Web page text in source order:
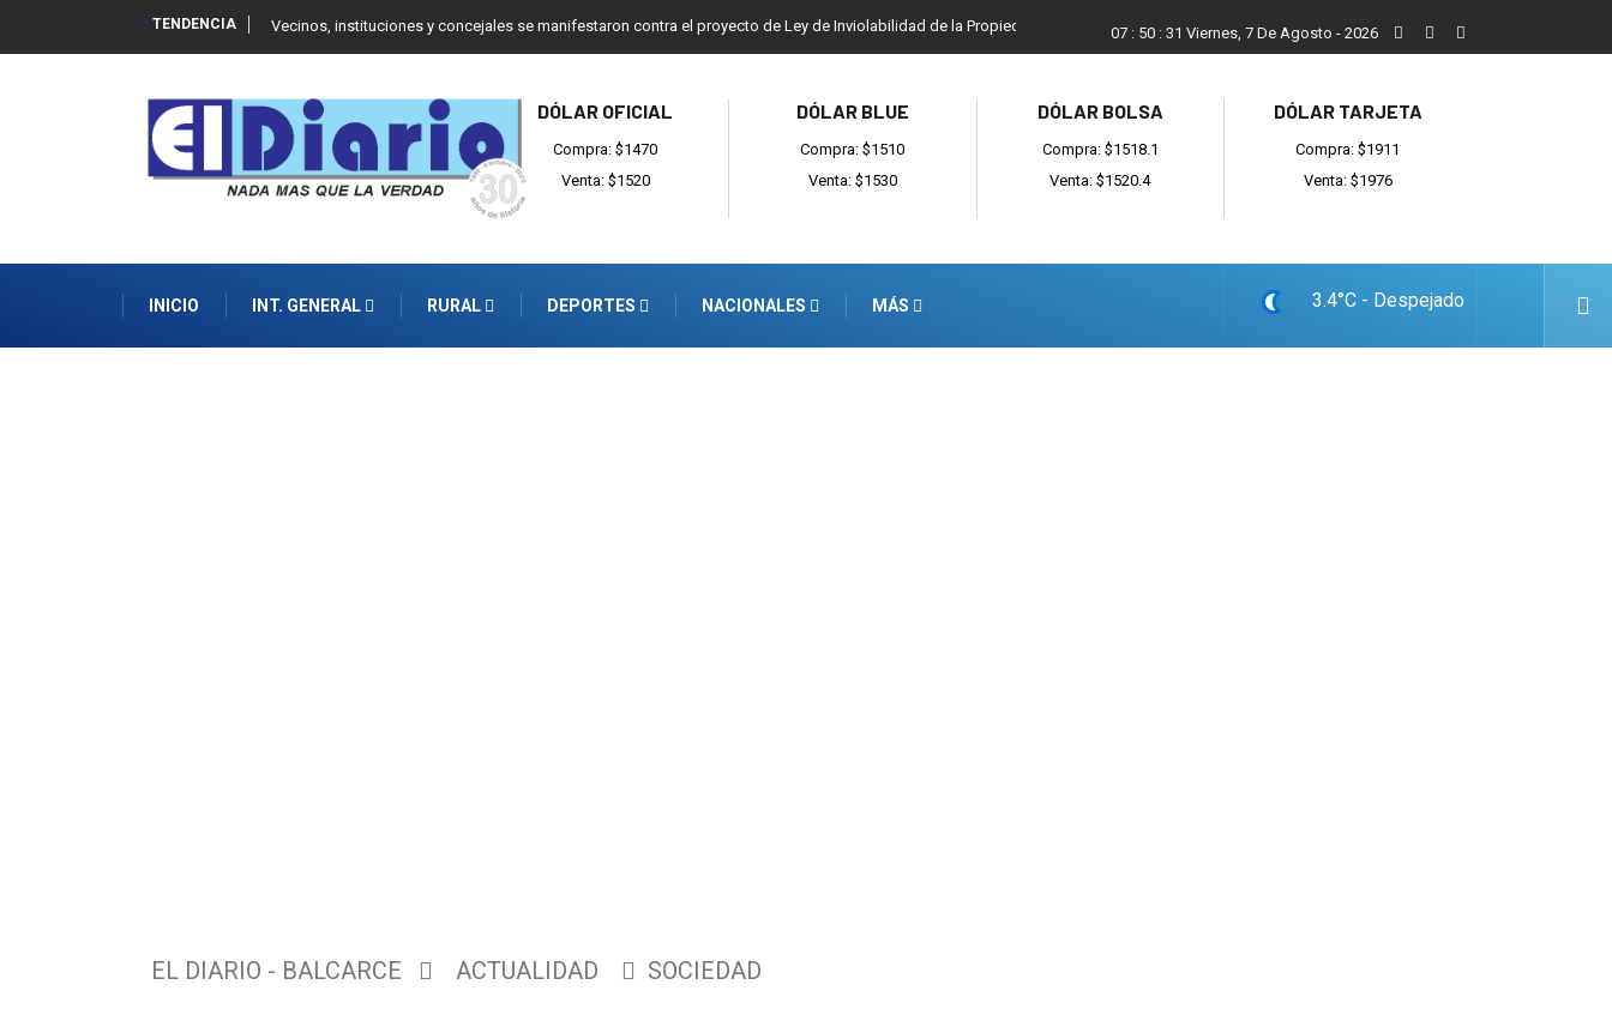
TENDENCIA Vecinos, instituciones y concejales se manifestaron contra el proyecto de Ley de Inviolabilidad de la Propiedad Privada Reino recibió a instituciones y confirmó gestiones para
07 : 50 : 32 Viernes, 7 De Agosto - 2026
DÓLAR OFICIAL
Compra: $1470
Venta: $1520
DÓLAR BLUE
Compra: $1510
Venta: $1530
DÓLAR BOLSA
Compra: $1518.1
Venta: $1520.4
DÓLAR TARJETA
Compra: $1911
Venta: $1976
INICIO INT. GENERAL RURAL DEPORTES NACIONALES MÁS 3.4°C - Despejado
EL DIARIO - BALCARCE ACTUALIDAD SOCIEDAD